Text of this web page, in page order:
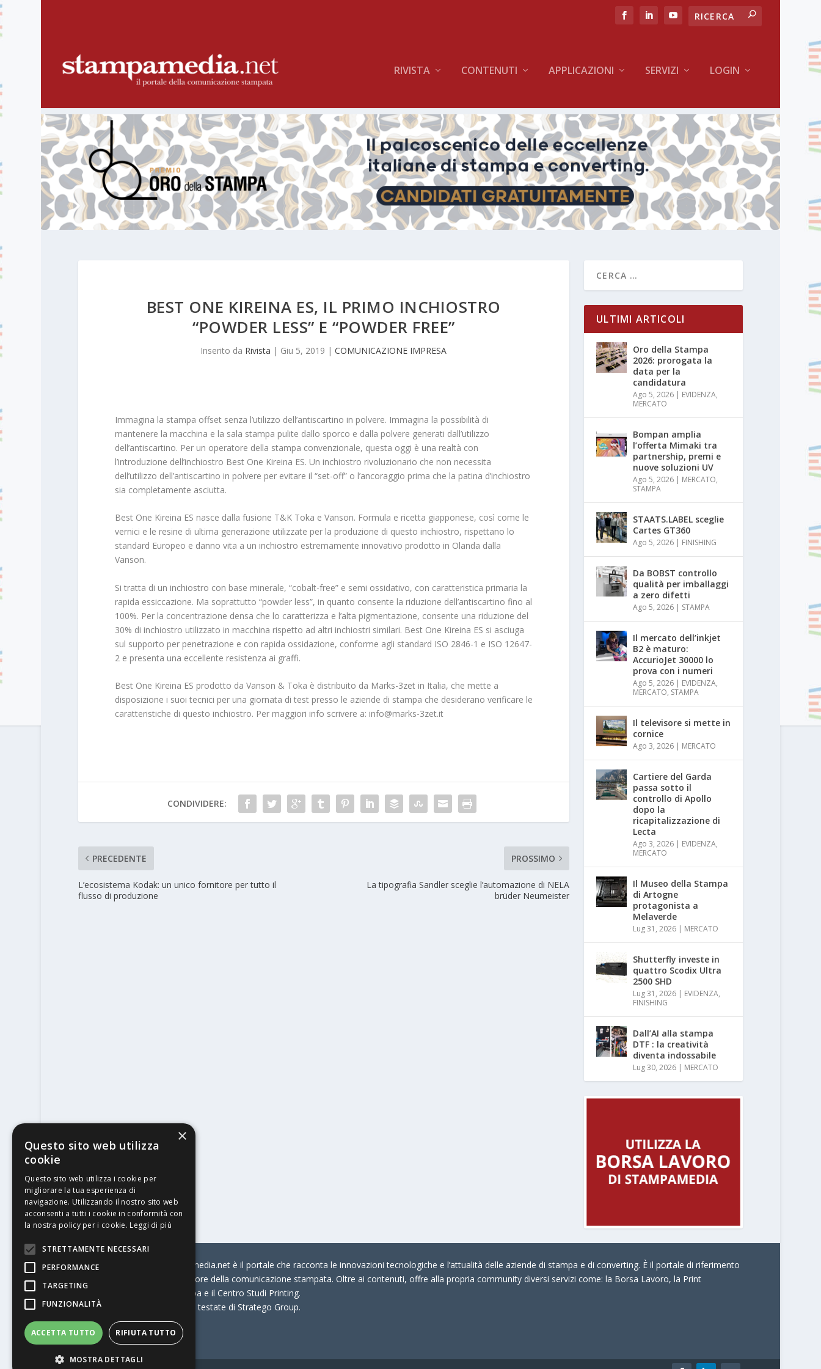
RIVISTA CONTENUTI APPLICAZIONI SERVIZI LOGIN
BEST ONE KIREINA ES, IL PRIMO INCHIOSTRO
“POWDER LESS” E “POWDER FREE”
Inserito da Rivista | Giu 5, 2019 |COMUNICAZIONE IMPRESA
Immagina la stampa offset senza l’utilizzo dell’antiscartino in polvere. Immagina la possibilità di
mantenere la macchina e la sala stampa pulite dallo sporco e dalla polvere generati dall’utilizzo
dell’antiscartino. Per un operatore della stampa convenzionale, questa oggi è una realtà con
l’introduzione dell’inchiostro Best One Kireina ES. Un inchiostro rivoluzionario che non necessita
dell’utilizzo dell’antiscartino in polvere per evitare il “set-off” o l’ancoraggio prima che la patina d’inchiostro
sia completamente asciutta.
Best One Kireina ES nasce dalla fusione T&K Toka e Vanson. Formula e ricetta giapponese, così come le
vernici e le resine di ultima generazione utilizzate per la produzione di questo inchiostro, rispettano lo
standard Europeo e danno vita a un inchiostro estremamente innovativo prodotto in Olanda dalla
Vanson.
Si tratta di un inchiostro con base minerale, “cobalt-free” e semi ossidativo, con caratteristica primaria la
rapida essiccazione. Ma soprattutto “powder less”, in quanto consente la riduzione dell’antiscartino fino al
100%. Per la concentrazione densa che lo caratterizza e l’alta pigmentazione, consente una riduzione del
30% di inchiostro utilizzato in macchina rispetto ad altri inchiostri similari. Best One Kireina ES si asciuga
sul supporto per penetrazione e con rapida ossidazione, conforme agli standard ISO 2846-1 e ISO 12647-
2 e presenta una eccellente resistenza ai graffi.
Best One Kireina ES prodotto da Vanson & Toka è distribuito da Marks-3zet in Italia, che mette a
disposizione i suoi tecnici per una giornata di test presso le aziende di stampa che desiderano verificare le
caratteristiche di questo inchiostro. Per maggiori info scrivere a: info@marks-3zet.it
CONDIVIDERE:
PRECEDENTE
L’ecosistema Kodak: un unico fornitore per tutto il
flusso di produzione
PROSSIMO
La tipografia Sandler sceglie l’automazione di NELA
brüder Neumeister
ULTIMI ARTICOLI
Oro della Stampa
2026: prorogata la
data per la
candidatura
Ago 5, 2026 | EVIDENZA,
MERCATO
Bompan amplia
l’offerta Mimaki tra
partnership, premi e
nuove soluzioni UV
Ago 5, 2026 | MERCATO,
STAMPA
STAATS.LABEL sceglie
Cartes GT360
Ago 5, 2026 | FINISHING
Da BOBST controllo
qualità per imballaggi
a zero difetti
Ago 5, 2026 | STAMPA
Il mercato dell’inkjet
B2 è maturo:
AccurioJet 30000 lo
prova con i numeri
Ago 5, 2026 | EVIDENZA,
MERCATO, STAMPA
Il televisore si mette in
cornice
Ago 3, 2026 | MERCATO
Cartiere del Garda
passa sotto il
controllo di Apollo
dopo la
ricapitalizzazione di
Lecta
Ago 3, 2026 | EVIDENZA,
MERCATO
Il Museo della Stampa
di Artogne
protagonista a
Melaverde
Lug 31, 2026 | MERCATO
Shutterfly investe in
quattro Scodix Ultra
2500 SHD
Lug 31, 2026 | EVIDENZA,
FINISHING
Dall’AI alla stampa
DTF : la creatività
diventa indossabile
Lug 30, 2026 | MERCATO
© Stratego Group –
stampamedia.net è il portale che racconta le innovazioni tecnologiche e l’attualità delle aziende di stampa e di converting. È il portale di riferimento
per chi opera in Italia nel settore della comunicazione stampata. Oltre ai contenuti, offre alla propria community diversi servizi come: la Borsa Lavoro, la Print
Connection, i Big della Stampa e il Centro Studi Printing.
Stampamedia.net è una delle testate di Stratego Group.
Partita IVA07921450156
×
Questo sito web utilizza
cookie
Questo sito web utilizza i cookie per
migliorare la tua esperienza di
navigazione. Utilizzando il nostro sito web
acconsenti a tutti i cookie in conformità con
la nostra policy per i cookie. Leggi di più
STRETTAMENTE NECESSARI
PERFORMANCE
TARGETING
FUNZIONALITÀ
ACCETTA TUTTO RIFIUTA TUTTO
MOSTRA DETTAGLI